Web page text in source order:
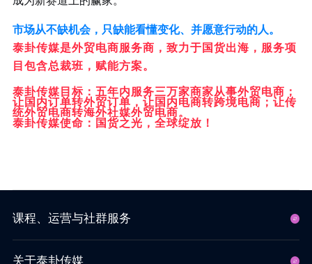
市场从不缺机会，只缺能看懂变化、并愿意行动的人。
泰卦传媒是外贸电商服务商，致力于国货出海，服务项
目包含总裁班，赋能方案。
泰卦传媒目标：五年内服务三万家商家从事外贸电商；
让国内订单转外贸订单，让国内电商转跨境电商；让传
统外贸电商转海外社媒外贸电商。
泰卦传媒使命：国货之光，全球绽放！
课程、运营与社群服务
关于泰卦传媒